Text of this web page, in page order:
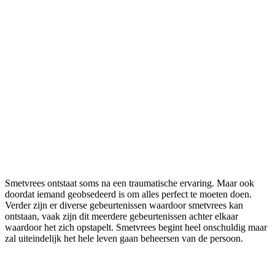
Smetvrees ontstaat soms na een traumatische ervaring. Maar ook
doordat iemand geobsedeerd is om alles perfect te moeten doen.
Verder zijn er diverse gebeurtenissen waardoor smetvrees kan
ontstaan, vaak zijn dit meerdere gebeurtenissen achter elkaar
waardoor het zich opstapelt. Smetvrees begint heel onschuldig maar
zal uiteindelijk het hele leven gaan beheersen van de persoon.